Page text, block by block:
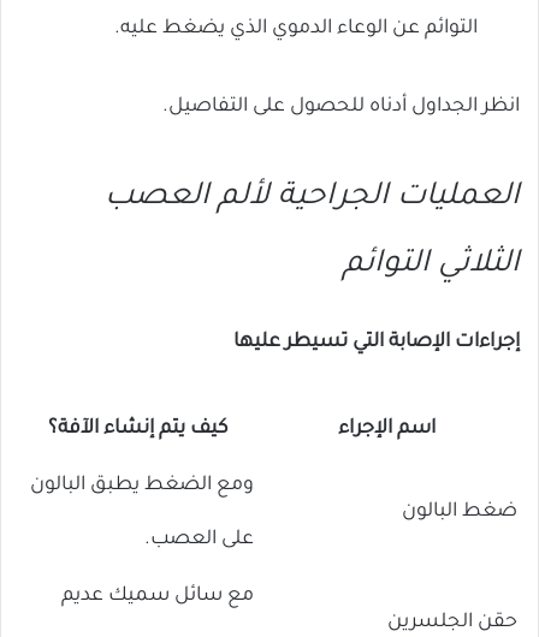
التوائم عن الوعاء الدموي الذي يضغط عليه.
انظر الجداول أدناه للحصول على التفاصيل.
العمليات الجراحية لألم العصب
الثلاثي التوائم
إجراءات الإصابة التي تسيطر عليها
اسم الإجراء كيف يتم إنشاء الآفة؟
ضغط البالون
ومع الضغط يطبق البالون
على العصب.
حقن الجلسرين
مع سائل سميك عديم